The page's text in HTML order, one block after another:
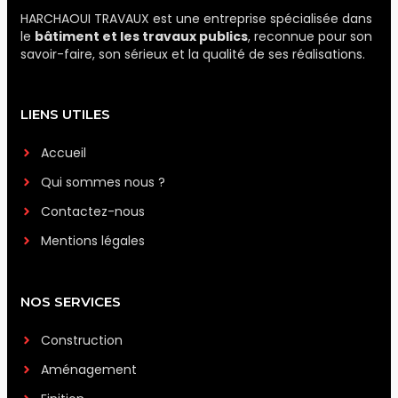
HARCHAOUI TRAVAUX est une entreprise spécialisée dans
le bâtiment et les travaux publics, reconnue pour son
savoir-faire, son sérieux et la qualité de ses réalisations.
LIENS UTILES
Accueil
Qui sommes nous ?
Contactez-nous
Mentions légales
NOS SERVICES
Construction
Aménagement